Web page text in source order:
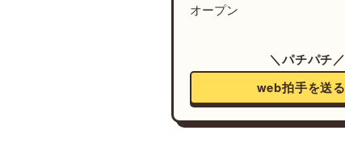
オープン
＼パチパチ／
web拍手を送る